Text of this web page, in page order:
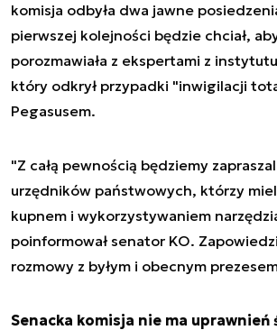
komisja odbyła dwa jawne
pierwszej kolejności będzie chciał,
porozmawiała z ekspertami z
który odkrył przypadki "inwigilacji
Pegasusem.
"Z całą pewnością będziemy
urzędników państwowych, którzy
kupnem i wykorzystywaniem
poinformował senator KO.
rozmowy z byłym i obecnym
Senacka komisja nie ma uprawnień